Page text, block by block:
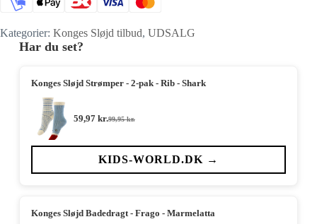
Kategorier: Konges Sløjd tilbud, UDSALG
Har du set?
Konges Sløjd Strømper - 2-pak - Rib - Shark
99,95kr.
Den
pris
var:
59,97 kr.Den
pris
er:
KIDS-WORLD.DK →
Konges Sløjd Badedragt - Frago - Marmelatta